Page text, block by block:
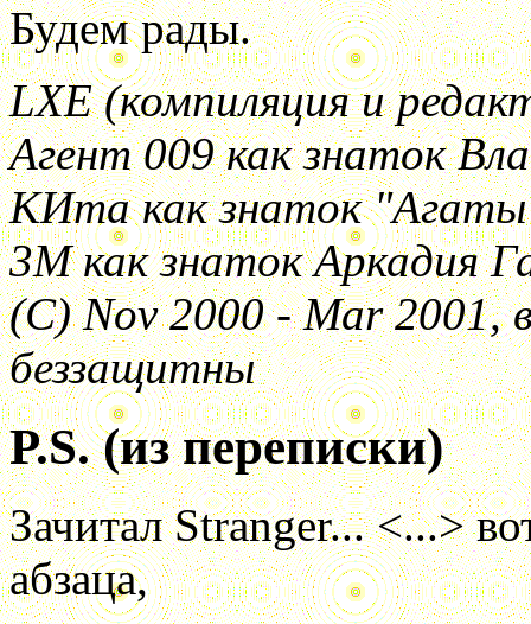
Будем рады.
LXE (компиляция и
Агент 009 как знаток
КИта как знаток
3M как знаток Аркадия
(С) Nov 2000 - Mar 2001,
беззащитны
P.S.(из переписки)
Зачитал Stranger... <...>
абзаца,